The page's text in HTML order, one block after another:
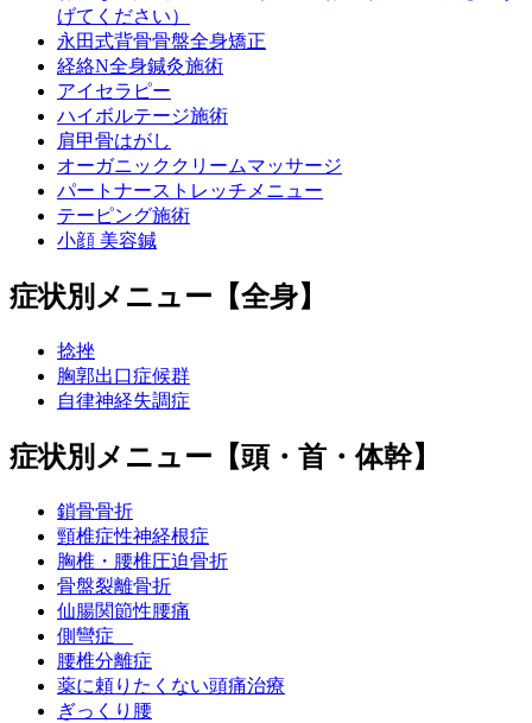
げてください）
永田式背骨骨盤全身矯正
経絡N全身鍼灸施術
アイセラピー
ハイボルテージ施術
肩甲骨はがし
オーガニッククリームマッサージ
パートナーストレッチメニュー
テーピング施術
小顔 美容鍼
症状別メニュー【全身】
捻挫
胸郭出口症候群
自律神経失調症
症状別メニュー【頭・首・体幹】
鎖骨骨折
頸椎症性神経根症
胸椎・腰椎圧迫骨折
骨盤裂離骨折
仙腸関節性腰痛
側彎症
腰椎分離症
薬に頼りたくない頭痛治療
ぎっくり腰